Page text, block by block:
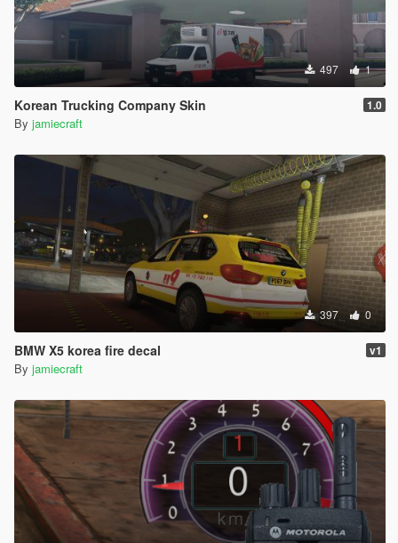
497 1
Korean Trucking Company Skin 1.0
By jamiecraft
397 0
BMW X5 korea fire decal v1
By jamiecraft